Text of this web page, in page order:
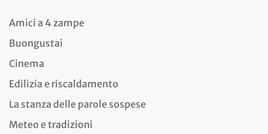
Amici a 4 zampe
Buongustai
Cinema
Edilizia e riscaldamento
La stanza delle parole sospese
Meteo e tradizioni